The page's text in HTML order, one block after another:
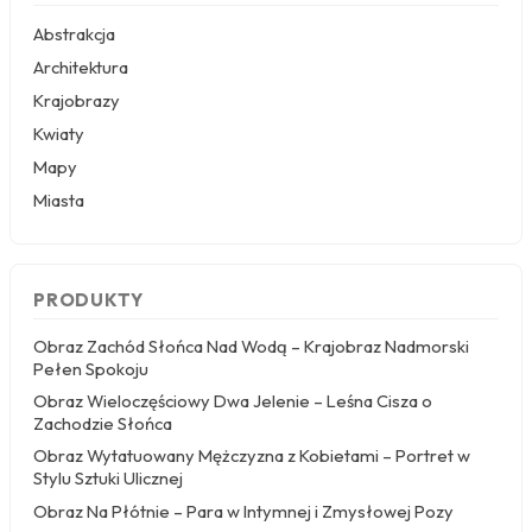
która nadaje wnętrzu charakteru i dynamiki, nie
przeładowując go kolorem.
Jeśli zależy Ci na subtelniejszym efekcie, postaw na
obrazy czarne w ramie
połyskująca rama czarna porządkuje kompozycję i
dodaje jej elegancji. W sypialni o stonowanej palecie
barw taka dekoracja ścienna w formie dyptyku lub
dodatkami – poduszkami, zasłonami czy dywanem,
zbędnego chaosu.
Czarny — w jakich
pomieszczeniach sprawdzi się
najlepiej?
Abstrakcja
Architektura
Krajobrazy
Kwiaty
Mapy
Miasta
PRODUKTY
Obraz Zachód Słońca Nad Wodą – Krajobraz Nadmorski
Pełen Spokoju
Obraz Wieloczęściowy Dwa Jelenie – Leśna Cisza o
Zachodzie Słońca
Obraz Wytatuowany Mężczyzna z Kobietami – Portret w
Stylu Sztuki Ulicznej
Obraz Na Płótnie – Para w Intymnej i Zmysłowej Pozy